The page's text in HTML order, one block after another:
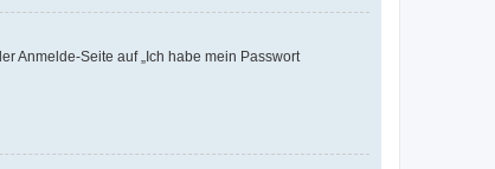
Anmelde-Seite auf „Ich habe mein Passwort